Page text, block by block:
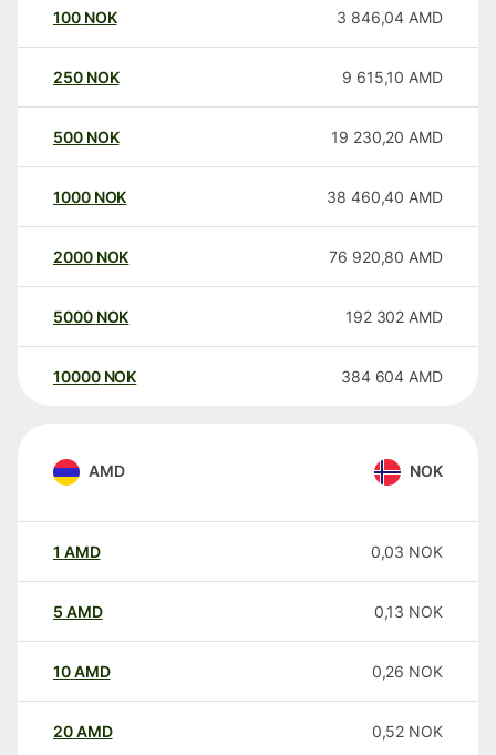
100 NOK 3 846,04 AMD
250 NOK 9 615,10 AMD
500 NOK 19 230,20 AMD
1000 NOK 38 460,40 AMD
2000 NOK 76 920,80 AMD
5000 NOK 192 302 AMD
10000 NOK 384 604 AMD
AMD NOK
1 AMD 0,03 NOK
5 AMD 0,13 NOK
10AMD 0,26 NOK
20AMD 0,52 NOK